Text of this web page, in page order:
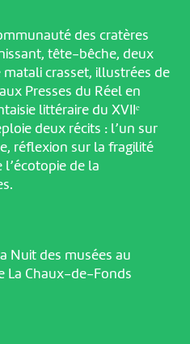
des cratères
tête-bêche, deux
crasset, illustrées de
Presses du Réel en
littéraire du XVIIᵉ
deux récits : l’un sur
réflexion sur la fragilité
l’écotopie de la
Nuit des musées au
La Chaux-de-Fonds